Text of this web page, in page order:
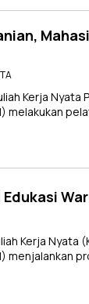
Kerja
melakukan
Edukasi
Kerja
menjalankan